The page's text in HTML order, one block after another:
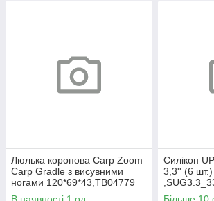
Люлька коропова Carp Zoom
Carp Gradle з висувними
ногами 120*69*43,ТВ04779
Силікон
3,3'' (6